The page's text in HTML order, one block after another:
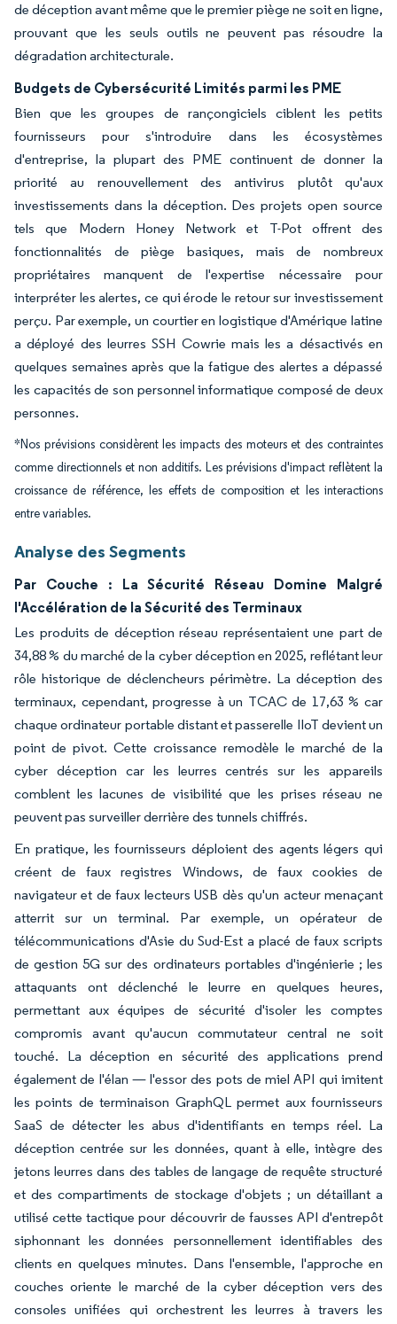
de déception avant même que le premier piège ne soit en ligne,
prouvant que les seuls outils ne peuvent pas résoudre la
dégradation architecturale.
Budgets de Cybersécurité Limités parmi les PME
Bien que les groupes de rançongiciels ciblent les petits
fournisseurs pour s'introduire dans les écosystèmes
d'entreprise, la plupart des PME continuent de donner la
priorité au renouvellement des antivirus plutôt qu'aux
investissements dans la déception. Des projets open source
tels que Modern Honey Network et T-Pot offrent des
fonctionnalités de piège basiques, mais de nombreux
propriétaires manquent de l'expertise nécessaire pour
interpréter les alertes, ce qui érode le retour sur investissement
perçu. Par exemple, un courtier en logistique d'Amérique latine
a déployé des leurres SSH Cowrie mais les a désactivés en
quelques semaines après que la fatigue des alertes a dépassé
les capacités de son personnel informatique composé de deux
personnes.
*Nos prévisions considèrent les impacts des moteurs et des contraintes
comme directionnels et non additifs. Les prévisions d'impact reflètent la
croissance de référence, les effets de composition et les interactions
entre variables.
Analyse des Segments
Par Couche : La Sécurité Réseau Domine Malgré
l'Accélération de la Sécurité des Terminaux
Les produits de déception réseau représentaient une part de
34,88 % du marché de la cyber déception en 2025, reflétant leur
rôle historique de déclencheurs périmètre. La déception des
terminaux, cependant, progresse à un TCAC de 17,63 % car
chaque ordinateur portable distant et passerelle IIoT devient un
point de pivot. Cette croissance remodèle le marché de la
cyber déception car les leurres centrés sur les appareils
comblent les lacunes de visibilité que les prises réseau ne
peuvent pas surveiller derrière des tunnels chiffrés.
En pratique, les fournisseurs déploient des agents légers qui
créent de faux registres Windows, de faux cookies de
navigateur et de faux lecteurs USB dès qu'un acteur menaçant
atterrit sur un terminal. Par exemple, un opérateur de
télécommunications d'Asie du Sud-Est a placé de faux scripts
de gestion 5G sur des ordinateurs portables d'ingénierie ; les
attaquants ont déclenché le leurre en quelques heures,
permettant aux équipes de sécurité d'isoler les comptes
compromis avant qu'aucun commutateur central ne soit
touché. La déception en sécurité des applications prend
également de l'élan — l'essor des pots de miel API qui imitent
les points de terminaison GraphQL permet aux fournisseurs
SaaS de détecter les abus d'identifiants en temps réel. La
déception centrée sur les données, quant à elle, intègre des
jetons leurres dans des tables de langage de requête structuré
et des compartiments de stockage d'objets ; un détaillant a
utilisé cette tactique pour découvrir de fausses API d'entrepôt
siphonnant les données personnellement identifiables des
clients en quelques minutes. Dans l'ensemble, l'approche en
couches oriente le marché de la cyber déception vers des
consoles unifiées qui orchestrent les leurres à travers les